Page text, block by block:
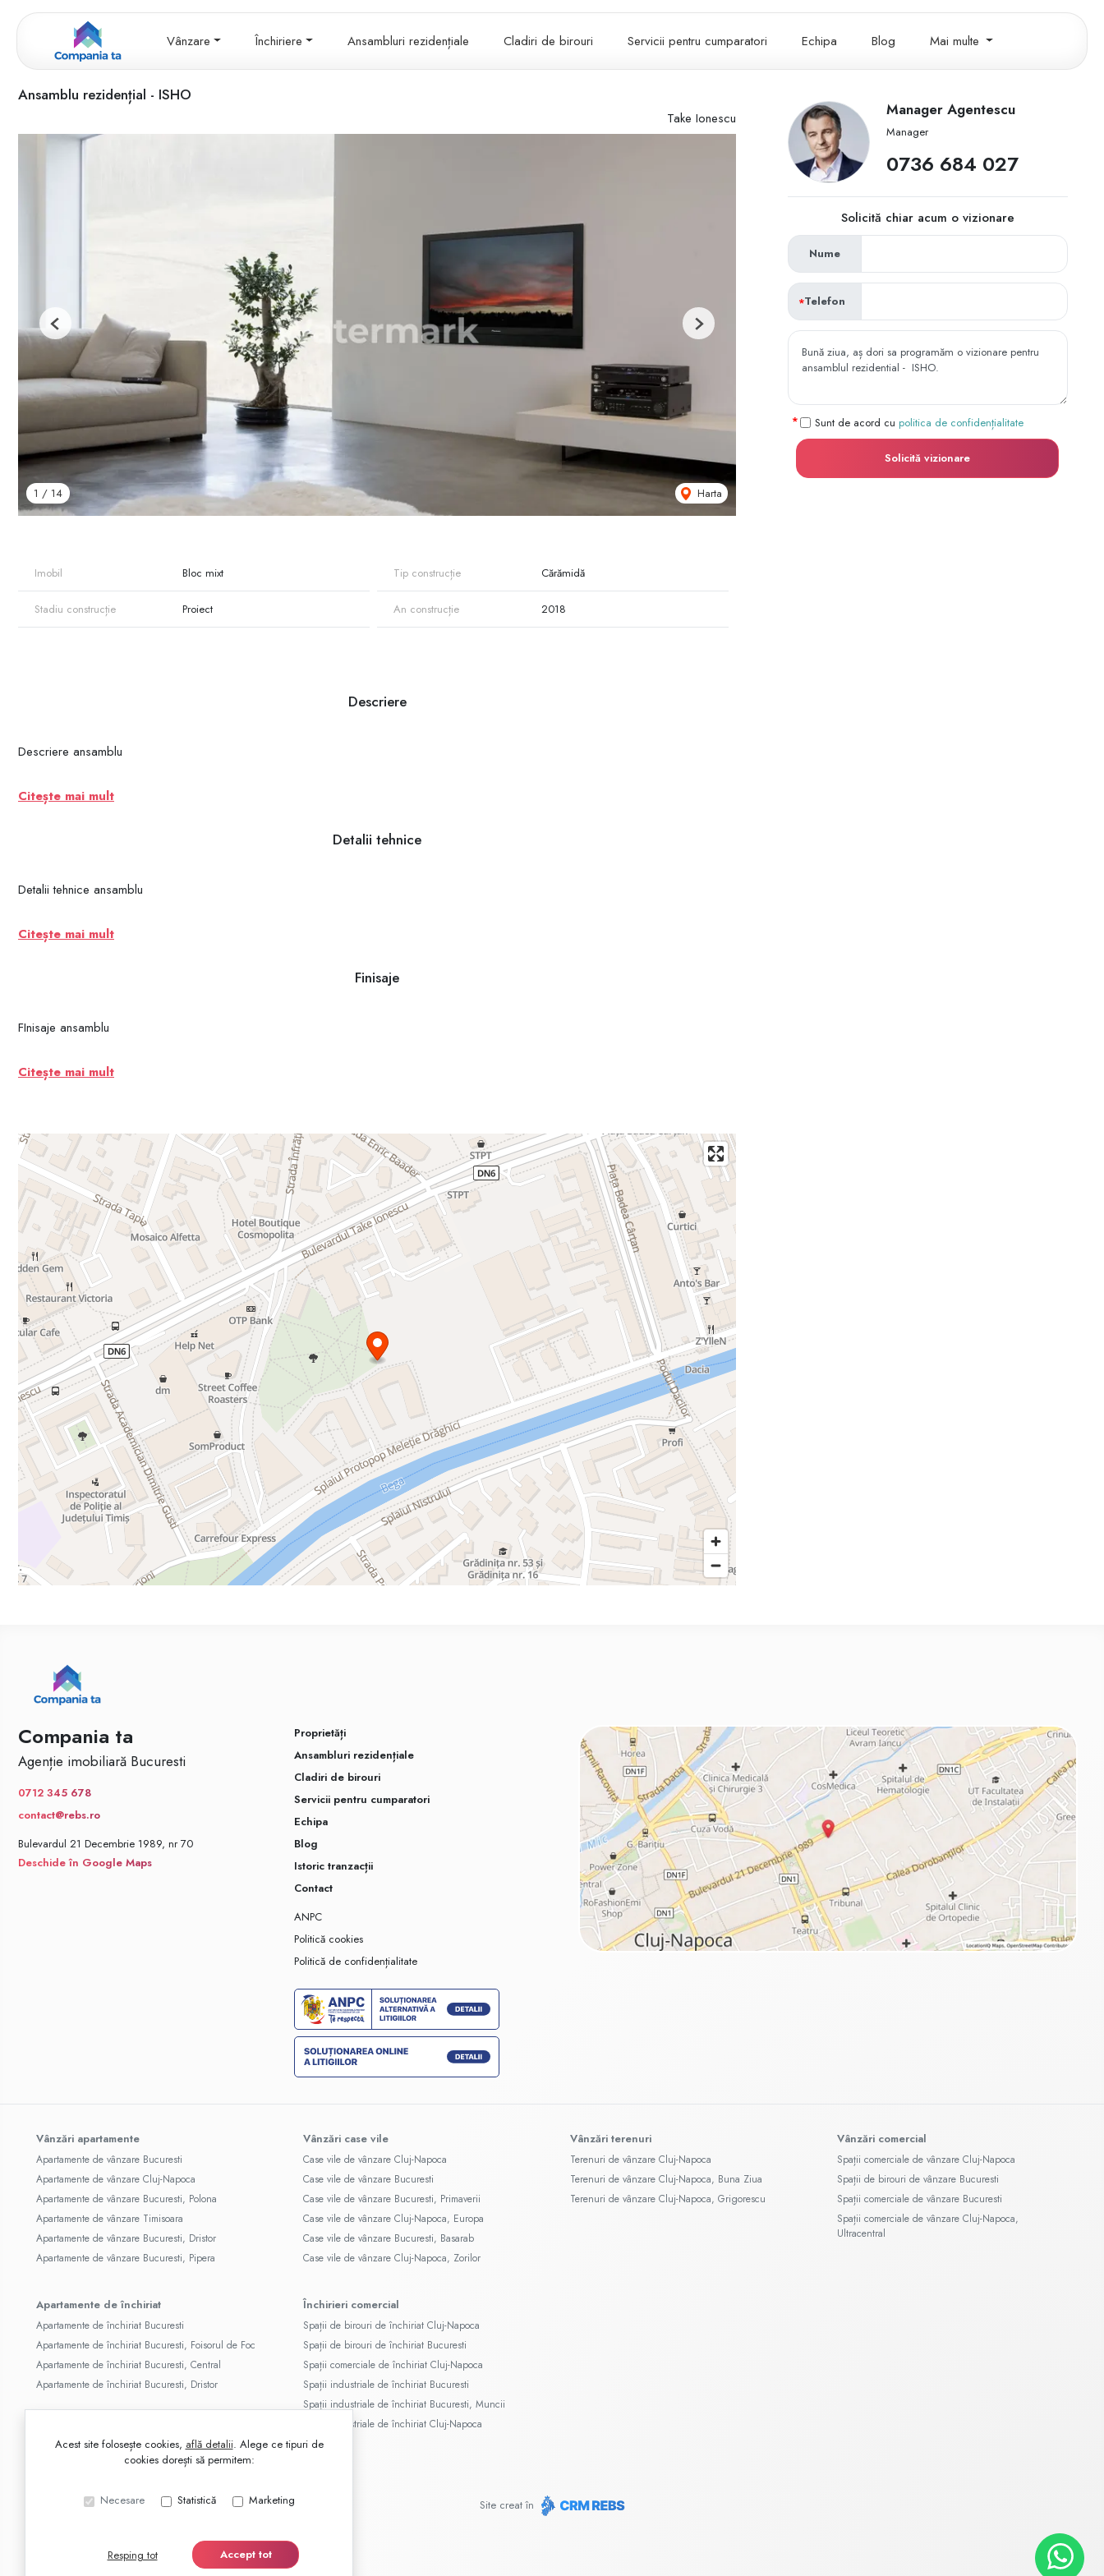
Vânzare Închiriere Ansambluri rezidențiale Cladiri de birouri Servicii pentru cumparatori Echipa Blog Mai multe
Ansamblu rezidențial - ISHO
Take Ionescu
1 / 14 Harta
Previous Next
Imobil Bloc mixt Tip construcție Cărămidă
Stadiu construcție Proiect An construcție 2018
Descriere
Descriere ansamblu
Citește mai mult
Detalii tehnice
Detalii tehnice ansamblu
Citește mai mult
Finisaje
FInisaje ansamblu
Citește mai mult
Manager Agentescu
Manager
‭0736 684 027‬
Solicită chiar acum o vizionare
Nume
Telefon
Sunt de acord cu politica de confidențialitate
Solicită vizionare
Compania ta
Agenție imobiliară Bucuresti
0712 345 678
contact@rebs.ro
Bulevardul 21 Decembrie 1989, nr 70
Deschide în Google Maps
Proprietăți
Ansambluri rezidențiale
Cladiri de birouri
Servicii pentru cumparatori
Echipa
Blog
Istoric tranzacții
Contact
ANPC
Politică cookies
Politică de confidențialitate
Vânzări apartamente
Apartamente de vânzare Bucuresti
Apartamente de vânzare Cluj-Napoca
Apartamente de vânzare Bucuresti, Polona
Apartamente de vânzare Timisoara
Apartamente de vânzare Bucuresti, Dristor
Apartamente de vânzare Bucuresti, Pipera
Vânzări case vile
Case vile de vânzare Cluj-Napoca
Case vile de vânzare Bucuresti
Case vile de vânzare Bucuresti, Primaverii
Case vile de vânzare Cluj-Napoca, Europa
Case vile de vânzare Bucuresti, Basarab
Case vile de vânzare Cluj-Napoca, Zorilor
Vânzări terenuri
Terenuri de vânzare Cluj-Napoca
Terenuri de vânzare Cluj-Napoca, Buna Ziua
Terenuri de vânzare Cluj-Napoca, Grigorescu
Vânzări comercial
Spații comerciale de vânzare Cluj-Napoca
Spații de birouri de vânzare Bucuresti
Spații comerciale de vânzare Bucuresti
Spații comerciale de vânzare Cluj-Napoca,
Ultracentral
Apartamente de închiriat
Apartamente de închiriat Bucuresti
Apartamente de închiriat Bucuresti, Foisorul de Foc
Apartamente de închiriat Bucuresti, Central
Apartamente de închiriat Bucuresti, Dristor
Închirieri comercial
Spații de birouri de închiriat Cluj-Napoca
Spații de birouri de închiriat Bucuresti
Spații comerciale de închiriat Cluj-Napoca
Spații industriale de închiriat Bucuresti
Spații industriale de închiriat Bucuresti, Muncii
Spații industriale de închiriat Cluj-Napoca
Site creat în
Acest site folosește cookies, află detalii. Alege ce tipuri de
cookies dorești să permitem:
Necesare Statistică Marketing
Resping tot Accept tot